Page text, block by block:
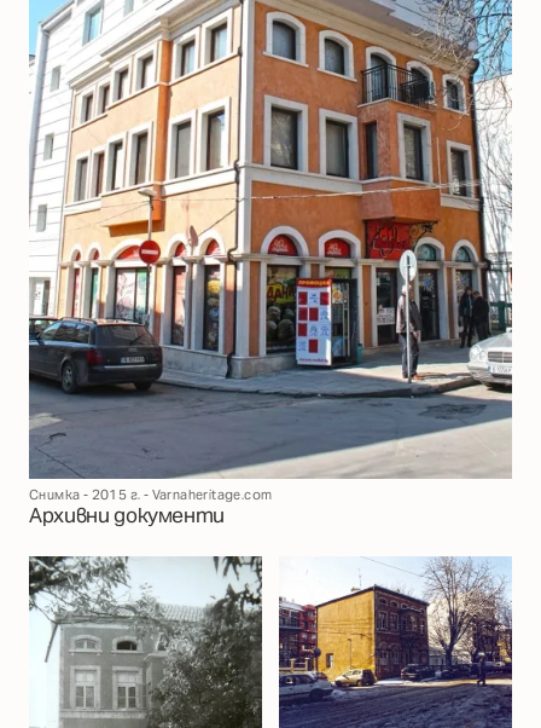
Снимка - 2015 г. - Varnaheritage.com
Архивни документи